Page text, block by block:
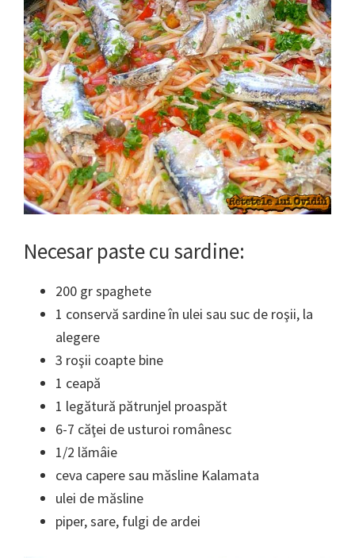
Necesarpaste cu sardine:
200 gr spaghete
1 conservă sardine în ulei sau suc de roşii, la
alegere
3 roşii coapte bine
1 ceapă
1 legătură pătrunjel proaspăt
6-7 căţei de usturoi românesc
1/2 lămâie
ceva capere sau măsline Kalamata
ulei de măsline
piper, sare, fulgi de ardei